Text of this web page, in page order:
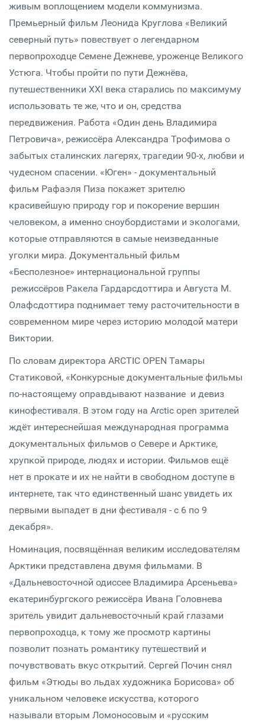
живым воплощением модели коммунизма.
Премьерный фильм Леонида Круглова «Великий
северный путь» повествует о легендарном
первопроходце Семене Дежневе, уроженце Великого
Устюга. Чтобы пройти по пути Дежнёва,
путешественники XXI века старались по максимуму
использовать те же, что и он, средства
передвижения. Работа «Один день Владимира
Петровича», режиссёра Александра Трофимова о
забытых сталинских лагерях, трагедии 90-х, любви и
чудесном спасении. «Юген» - документальный
фильм Рафаэля Пиза покажет зрителю
красивейшую природу гор и покорение вершин
человеком, а именно сноубордистами и экологами,
которые отправляются в самые неизведанные
уголки мира. Документальный фильм
«Бесполезное» интернациональной группы
режиссёров Ракела Гардарсдоттира и Августа М.
Олафсдоттира поднимает тему расточительности в
современном мире через историю молодой матери
Виктории.
По словам директора ARCTIC OPEN Тамары
Статиковой, «Конкурсные документальные фильмы
по-настоящему оправдывают название и девиз
кинофестиваля. В этом году на Arctic open зрителей
ждёт интереснейшая международная программа
документальных фильмов о Севере и Арктике,
хрупкой природе, людях и истории. Фильмов ещё
нет в прокате и их не найти в свободном доступе в
интернете, так что единственный шанс увидеть их
первыми выпадет в дни фестиваля - с 6 по 9
декабря».
Номинация, посвящённая великим исследователям
Арктики представлена двумя фильмами. В
«Дальневосточной одиссее Владимира Арсеньева»
екатеринбургского режиссёра Ивана Головнева
зритель увидит дальневосточный край глазами
первопроходца, к тому же просмотр картины
позволит познать романтику путешествий и
почувствовать вкус открытий. Сергей Почин снял
фильм «Этюды во льдах художника Борисова» об
уникальном человеке искусства, которого
называли вторым Ломоносовым и «русским